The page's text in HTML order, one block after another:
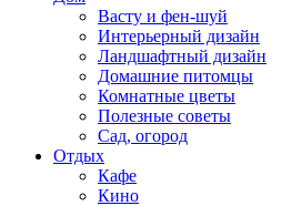
Васту и фен-шуй
Интерьерный дизайн
Ландшафтный дизайн
Домашние питомцы
Комнатные цветы
Полезные советы
Сад, огород
Отдых
Кафе
Кино